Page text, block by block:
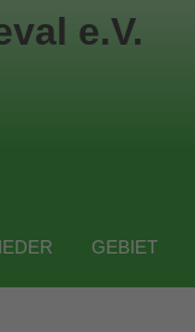
e.V.
GEBIET